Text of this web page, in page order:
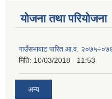
योजना तथा परियोजना
गाउँसभाबाट पारित आ.व.
मिति: 10/03/2018 - 11:53
अन्य